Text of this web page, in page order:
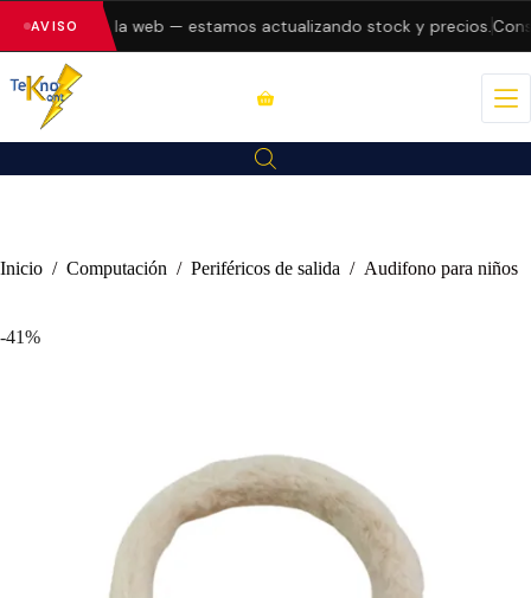
AVISO
errores en la web — estamos actualizando stock y precios.
Inicio / Computación / Periféricos de salida / Audifono para niños
-41%